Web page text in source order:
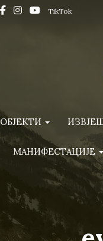
TikTok
МАНИФЕСТАЦИЈЕ